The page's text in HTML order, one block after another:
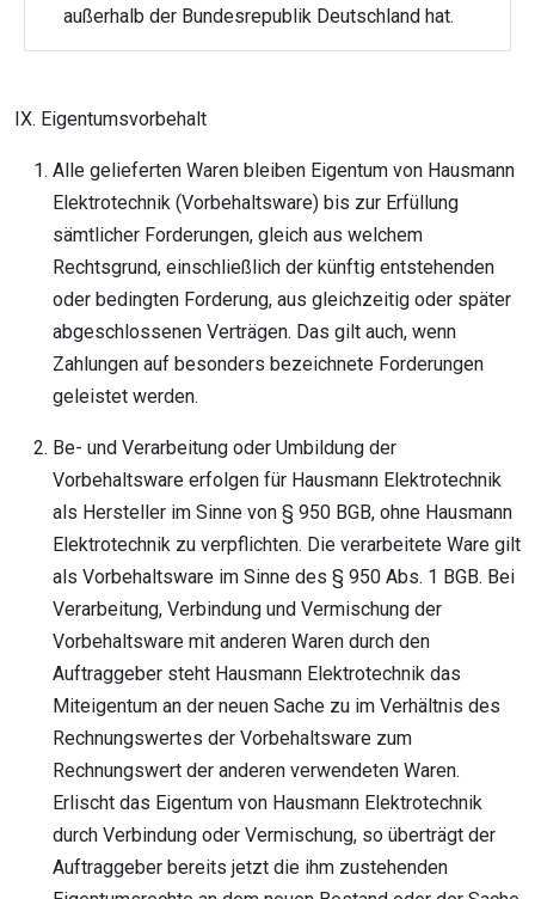
außerhalb der Bundesrepublik Deutschland hat.
IX. Eigentumsvorbehalt
Alle gelieferten Waren bleiben Eigentum von Hausmann
Elektrotechnik (Vorbehaltsware) bis zur Erfüllung
sämtlicher Forderungen, gleich aus welchem
Rechtsgrund, einschließlich der künftig entstehenden
oder bedingten Forderung, aus gleichzeitig oder später
abgeschlossenen Verträgen. Das gilt auch, wenn
Zahlungen auf besonders bezeichnete Forderungen
geleistet werden.
Be- und Verarbeitung oder Umbildung der
Vorbehaltsware erfolgen für Hausmann Elektrotechnik
als Hersteller im Sinne von § 950 BGB, ohne Hausmann
Elektrotechnik zu verpflichten. Die verarbeitete Ware gilt
als Vorbehaltsware im Sinne des § 950 Abs. 1 BGB. Bei
Verarbeitung, Verbindung und Vermischung der
Vorbehaltsware mit anderen Waren durch den
Auftraggeber steht Hausmann Elektrotechnik das
Miteigentum an der neuen Sache zu im Verhältnis des
Rechnungswertes der Vorbehaltsware zum
Rechnungswert der anderen verwendeten Waren.
Erlischt das Eigentum von Hausmann Elektrotechnik
durch Verbindung oder Vermischung, so überträgt der
Auftraggeber bereits jetzt die ihm zustehenden